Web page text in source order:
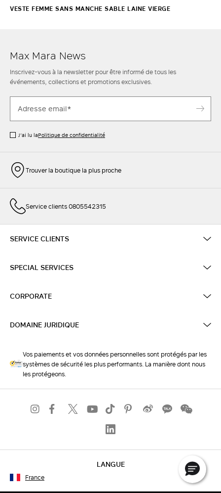
VESTE FEMME SANS MANCHE SABLE LAINE VIERGE
Max Mara News
Inscrivez-vous à la newsletter pour être informé de tous les
événements, collections et promotions exclusives.
J’ai lu laPolitique de confidentialité
Trouver la boutique la plus proche
Service clients 0805542315
SERVICE CLIENTS
SPECIAL SERVICES
CORPORATE
DOMAINE JURIDIQUE
Vos paiements et vos données personnelles sont protégés par les
systèmes de sécurité les plus performants. La manière dont nous
les protégeons.
LANGUE
France